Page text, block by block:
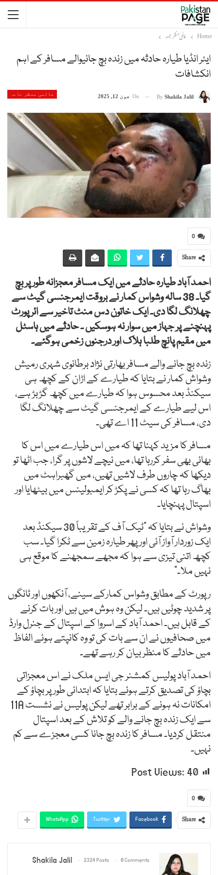
Home
عالمی منظر نامہ
ایئر انڈیا طیارہ حادثہ میں زندہ بچ جانیوالے مسافر کے اہم
انکشافات
عالمی منظر نامہ By Shakila Jalil
On جون 12, 2025
0
Share
احمد آباد طیارہ حادثے میں ایک مسافر معجزانہ طور پر بچ
گیا۔ 38 سالہ وشواس کمار نے بروقت ایمرجنسی گیٹ سے
چھلانگ لگا دی۔ ایک خاتون دس منٹ تاخیر سے ائرپورٹ
پہنچنے پر جہاز میں سوار نہ ہوسکیں ۔ حادثے میں ہاسٹل
میں مقیم پانچ طلبا ہلاک اور درجنوں زخمی ہوگئے۔
زندہ بچ جانے والے مسافر بھارتی نژاد برطانوی شہری رمیش
وشواش کمار نے بتایا کہ طیارے کے اڑان کے کچھ ہی
سیکنڈ بعد محسوس ہوا کہ طیارے میں کچھ گڑبڑ ہے،
اس لیے طیارے کے ایمرجنسی گیٹ سے چھلانگ لگا
دی، مسافر کی سیٹ 11 اے تھی۔
مسافر کا مزید کہنا تھا کہ میں اس طیارے میں اس کا
بھائی بھی سفر کررہا تھا، میں نیچے لاشوں پر گرا، جب اٹھا تو
دیکھا کہ چاروں طرف لاشیں تھیں، میں گھبراہٹ میں
بھاگ رہا تھا کہ کسی نے پکڑ کر ایمبولینس میں بیٹھایا اور
اسپتال پہنچایا۔
وشواش نے بتایا کہ ”ٹیک آف کے تقریباً 30 سیکنڈ بعد
ایک زوردار آواز آئی اور پھر طیارہ زمین سے ٹکرا گیا۔ سب
کچھ اتنی تیزی سے ہوا کہ مجھے سمجھنے کا موقع ہی
نہیں ملا۔“
رپورٹ کے مطابق وشواس کمارکے سینے، آنکھوں اور ٹانگوں
پر شدید چوٹیں ہیں۔ لیکن وہ ہوش میں ہیں اور بات کرنے
کے قابل ہیں۔ احمد آباد کے اسروا کے اسپتال کے جنرل وارڈ
میں صحافیوں نے ان سے بات کی تو وہ کانپتے ہوئے الفاظ
میں حادثے کا منظر بیان کر رہے تھے۔
احمد آباد پولیس کمشنر جی ایس ملک نے اس معجزاتی
بچاؤ کی تصدیق کرتے ہوئے بتایا کہ ابتدائی طور پر بچاؤ کے
امکانات نہ ہونے کے برابر تھے لیکن پولیس نے نشست 11A
سے ایک زندہ بچ جانے والے کو تلاش کے بعد اسپتال
منتقل کردیا۔ مسافر کا زندہ بچ جانا کسی معجزے سے کم
نہیں۔
Post Views: 40
0
Share
Facebook
Twitter
WhatsApp
Shakila Jalil 2324 Posts 0 Comments